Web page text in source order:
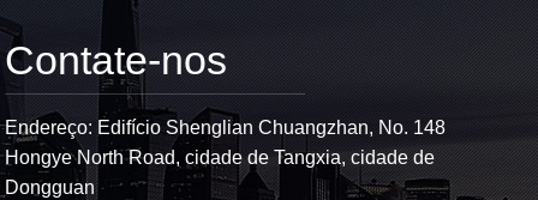
Contate-nos
Endereço: Edifício Shenglian Chuangzhan, No. 148
Hongye North Road, cidade de Tangxia, cidade de
Dongguan